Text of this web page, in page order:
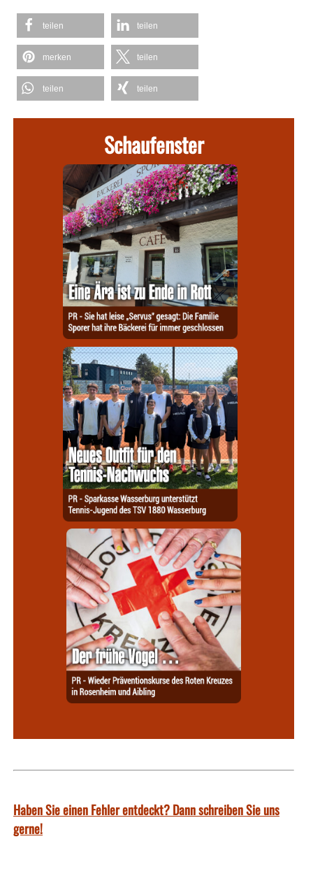
teilen teilen
merken teilen
teilen teilen
Schaufenster
Haben Sie einen Fehler entdeckt? Dann schreiben Sie uns
gerne!